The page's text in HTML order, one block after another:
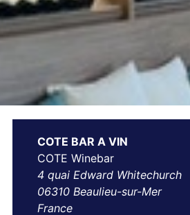
COTE BAR A VIN
COTE Winebar
4 quai Edward Whitechurch
06310 Beaulieu-sur-Mer
France